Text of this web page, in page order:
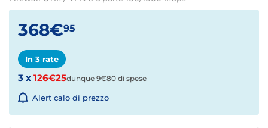
368€95
In 3 rate
3 x 126€25dunque 9€80 di spese
Alert calo di prezzo